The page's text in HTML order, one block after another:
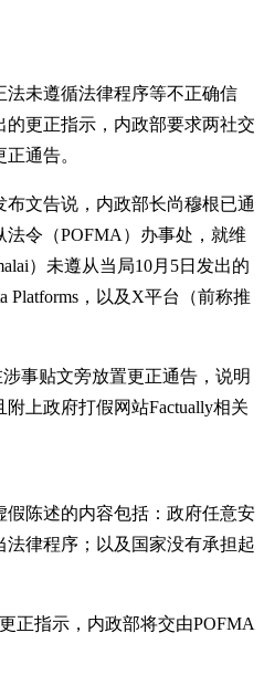
未遵循法律程序等不正确信
更正指示，内政部要求两社交
通告。
布文告说，内政部长尚穆根已通
令（POFMA）办事处，就维
）未遵从当局10月5日发出的
Platforms，以及X平台（前称推
事贴文旁放置更正通告，说明
上政府打假网站Factually相关
陈述的内容包括：政府任意安
律程序；以及国家没有承担起
正指示，内政部将交由POFMA